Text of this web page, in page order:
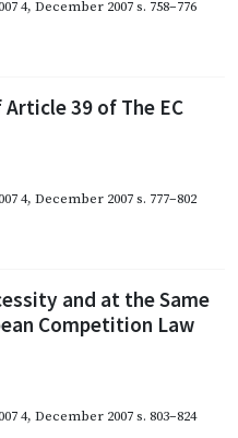
4, December 2007s. 758–776
39 of The EC
4, December 2007s. 777–802
and at the Same
Competition Law
4, December 2007s. 803–824